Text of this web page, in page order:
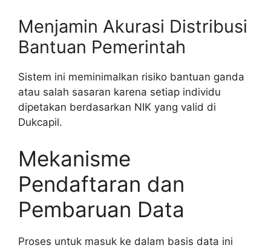
Menjamin Akurasi Distribusi
Bantuan Pemerintah
Sistem ini meminimalkan risiko bantuan ganda
atau salah sasaran karena setiap individu
dipetakan berdasarkan NIK yang valid di
Dukcapil.
Mekanisme
Pendaftaran dan
Pembaruan Data
Proses untuk masuk ke dalam basis data ini